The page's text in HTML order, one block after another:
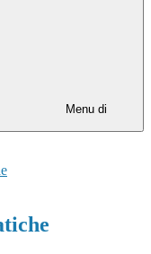
Menu di